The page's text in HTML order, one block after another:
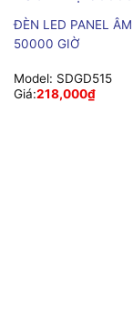
ĐÈN LED PANEL
50000 GIỜ
Model: SDGD515
Giá:218,000₫